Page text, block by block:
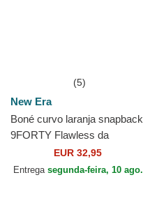
(5)
New Era
Boné curvo laranja snapback
9FORTY Flawless da
McLaren Racing Formula 1
da New Era
EUR 32,95
Entrega segunda-feira, 10 ago.